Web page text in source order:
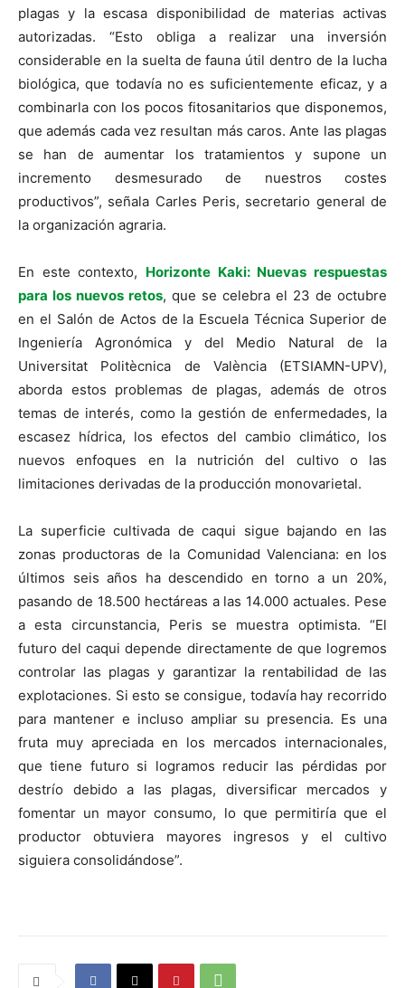
plagas y la escasa disponibilidad de materias activas
autorizadas. “Esto obliga a realizar una inversión
considerable en la suelta de fauna útil dentro de la lucha
biológica, que todavía no es suficientemente eficaz, y a
combinarla con los pocos fitosanitarios que disponemos,
que además cada vez resultan más caros. Ante las plagas
se han de aumentar los tratamientos y supone un
incremento desmesurado de nuestros costes
productivos”, señala Carles Peris, secretario general de
la organización agraria.
En este contexto, Horizonte Kaki: Nuevas respuestas
para los nuevos retos, que se celebra el 23 de octubre
en el Salón de Actos de la Escuela Técnica Superior de
Ingeniería Agronómica y del Medio Natural de la
Universitat Politècnica de València (ETSIAMN-UPV),
aborda estos problemas de plagas, además de otros
temas de interés, como la gestión de enfermedades, la
escasez hídrica, los efectos del cambio climático, los
nuevos enfoques en la nutrición del cultivo o las
limitaciones derivadas de la producción monovarietal.
La superficie cultivada de caqui sigue bajando en las
zonas productoras de la Comunidad Valenciana: en los
últimos seis años ha descendido en torno a un 20%,
pasando de 18.500 hectáreas a las 14.000 actuales. Pese
a esta circunstancia, Peris se muestra optimista. “El
futuro del caqui depende directamente de que logremos
controlar las plagas y garantizar la rentabilidad de las
explotaciones. Si esto se consigue, todavía hay recorrido
para mantener e incluso ampliar su presencia. Es una
fruta muy apreciada en los mercados internacionales,
que tiene futuro si logramos reducir las pérdidas por
destrío debido a las plagas, diversificar mercados y
fomentar un mayor consumo, lo que permitiría que el
productor obtuviera mayores ingresos y el cultivo
siguiera consolidándose”.